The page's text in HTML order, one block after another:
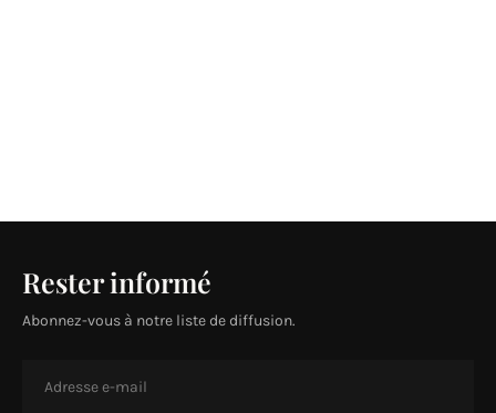
Rester informé
Abonnez-vous à notre liste de diffusion.